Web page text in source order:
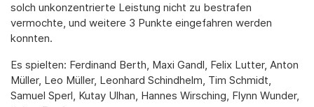
solch unkonzentrierte Leistung nicht zu bestrafen
vermochte, und weitere 3 Punkte eingefahren werden
konnten.
Es spielten: Ferdinand Berth, Maxi Gandl, Felix Lutter, Anton
Müller, Leo Müller, Leonhard Schindhelm, Tim Schmidt,
Samuel Sperl, Kutay Ulhan, Hannes Wirsching, Flynn Wunder,